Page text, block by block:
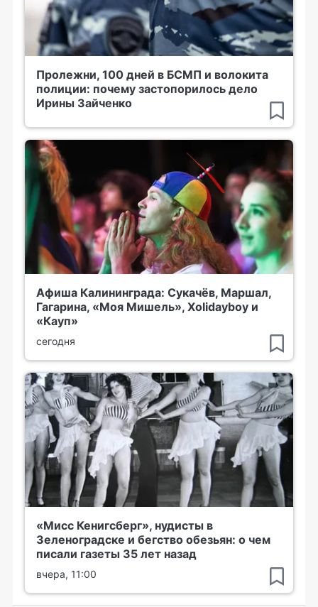
Пролежни, 100 дней в БСМП и волокита
полиции: почему застопорилось дело
Ирины Зайченко
Афиша Калининграда: Сукачёв, Маршал,
Гагарина, «Моя Мишель», Xolidayboy и
«Кауп»
сегодня
«Мисс Кенигсберг», нудисты в
Зеленоградске и бегство обезьян: о чем
писали газеты 35 лет назад
вчера, 11:00